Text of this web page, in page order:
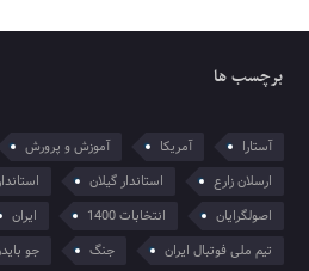
برچسب ها
آستارا آمریکا آموزش و پرورش
ارسلان زارع
استاندار گیلان
اصولگرایان
انتخابات 1400 ایران
تیم ملی فوتبال ایران
جنگ جو